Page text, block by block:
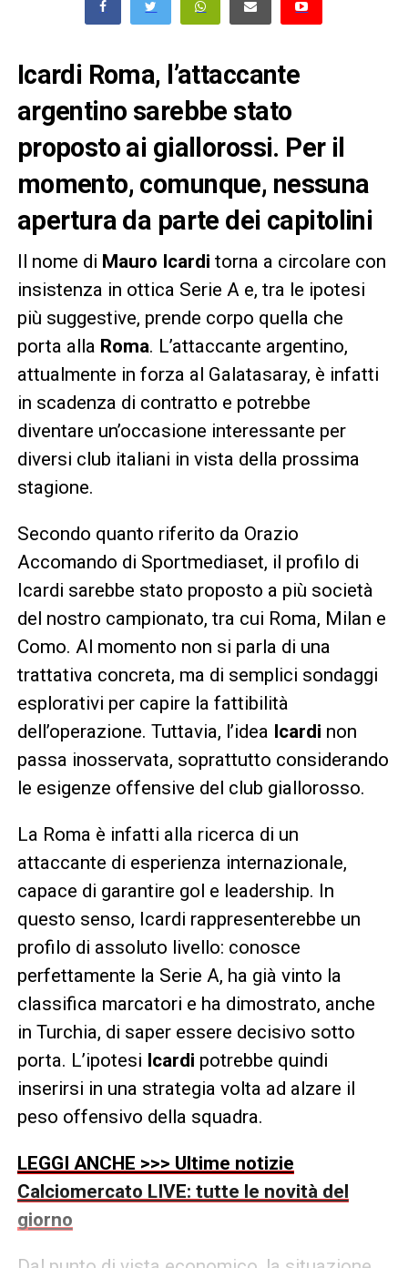
Icardi Roma, l’attaccante
argentino sarebbe stato
proposto ai giallorossi. Per il
momento, comunque, nessuna
apertura da parte dei capitolini
Il nome di Mauro Icardi torna a circolare con
insistenza in ottica Serie A e, tra le ipotesi
più suggestive, prende corpo quella che
porta alla Roma. L’attaccante argentino,
attualmente in forza al Galatasaray, è infatti
in scadenza di contratto e potrebbe
diventare un’occasione interessante per
diversi club italiani in vista della prossima
stagione.
Secondo quanto riferito da Orazio
Accomando di Sportmediaset, il profilo di
Icardi sarebbe stato proposto a più società
del nostro campionato, tra cui Roma, Milan e
Como. Al momento non si parla di una
trattativa concreta, ma di semplici sondaggi
esplorativi per capire la fattibilità
dell’operazione. Tuttavia, l’idea Icardi non
passa inosservata, soprattutto considerando
le esigenze offensive del club giallorosso.
La Roma è infatti alla ricerca di un
attaccante di esperienza internazionale,
capace di garantire gol e leadership. In
questo senso, Icardi rappresenterebbe un
profilo di assoluto livello: conosce
perfettamente la Serie A, ha già vinto la
classifica marcatori e ha dimostrato, anche
in Turchia, di saper essere decisivo sotto
porta. L’ipotesi Icardi potrebbe quindi
inserirsi in una strategia volta ad alzare il
peso offensivo della squadra.
LEGGI ANCHE >>> Ultime notizie
Calciomercato LIVE: tutte le novità del
giorno